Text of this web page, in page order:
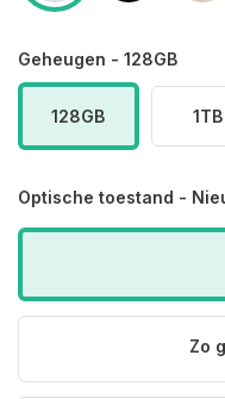
Geheugen - 128GB
128GB 1TB
Optische toestand -
Zo